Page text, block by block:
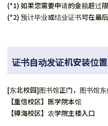
(*1) 如果您需要申请的金额超过
(*2) 预计毕业或结业证书可在最
证书自动发证机安装位置
[东北校园]图书馆正门，图书馆东
【重信校区】医学院本馆
【樽海校区】农学院主楼入口